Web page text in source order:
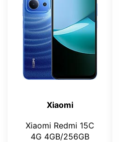
Xiaomi
Xiaomi Redmi 15C
4G 4GB/256GB